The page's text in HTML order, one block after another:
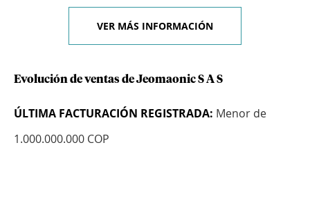
VER MÁS INFORMACIÓN
Evolución de ventas de Jeomaonic S A S
ÚLTIMA FACTURACIÓN REGISTRADA: Menor de
1.000.000.000 COP